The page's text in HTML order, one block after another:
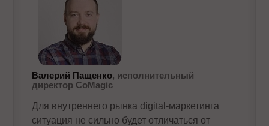
Валерий Пащенко, исполнительный
директор CoMagic
Для внутреннего рынка digital-маркетинга
ситуация не сильно будет отличаться от